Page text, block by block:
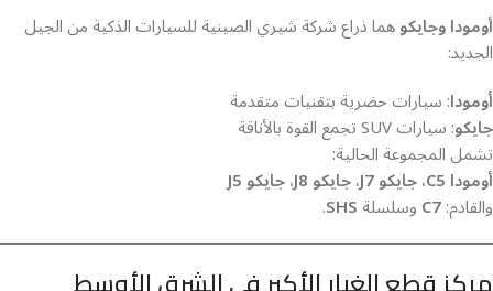
أومودا وجايكوهما ذراع شركة شيري الصينية للسيارات الذكية من الجيل
الجديد:
أومودا: سيارات حضرية بتقنيات متقدمة
جايكو: سيارات SUV تجمع القوة بالأناقة
تشمل المجموعة الحالية:
أومودا C5، جايكو J7، جايكو J8، جايكو J5
والقادم:C7وسلسلةSHS
.